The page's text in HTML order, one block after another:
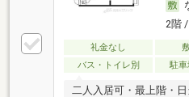
2階
礼金なし
バス・トイレ別
駐
二人入居可・最上階・